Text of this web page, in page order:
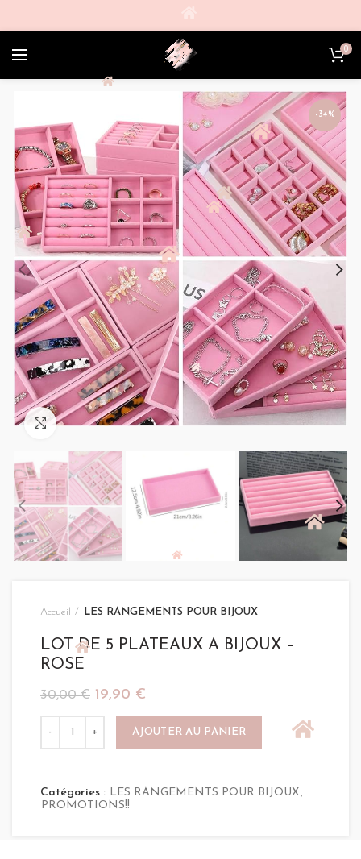
0
-34%
Click to enlarge
Accueil LES RANGEMENTS POUR BIJOUX
LOT DE 5 PLATEAUX A BIJOUX –
ROSE
30,00€ Le
initial
était :
19,90 €
actuel
quantité de LOT DE 5 PLATEAUX A BIJOUX - ROSE
AJOUTER AU PANIER
Catégories : LES RANGEMENTS POUR BIJOUX ,
PROMOTIONS!!